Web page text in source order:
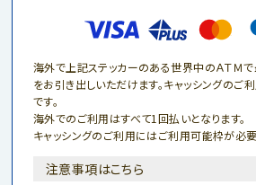
海外で上記ステッカーのある世界中のＡＴＭで
をお引き出しいただけます。キャッシングのご
です。
海外でのご利用はすべて1回払いとなります。
キャッシングのご利用にはご利用可能枠が必要
注意事項はこちら